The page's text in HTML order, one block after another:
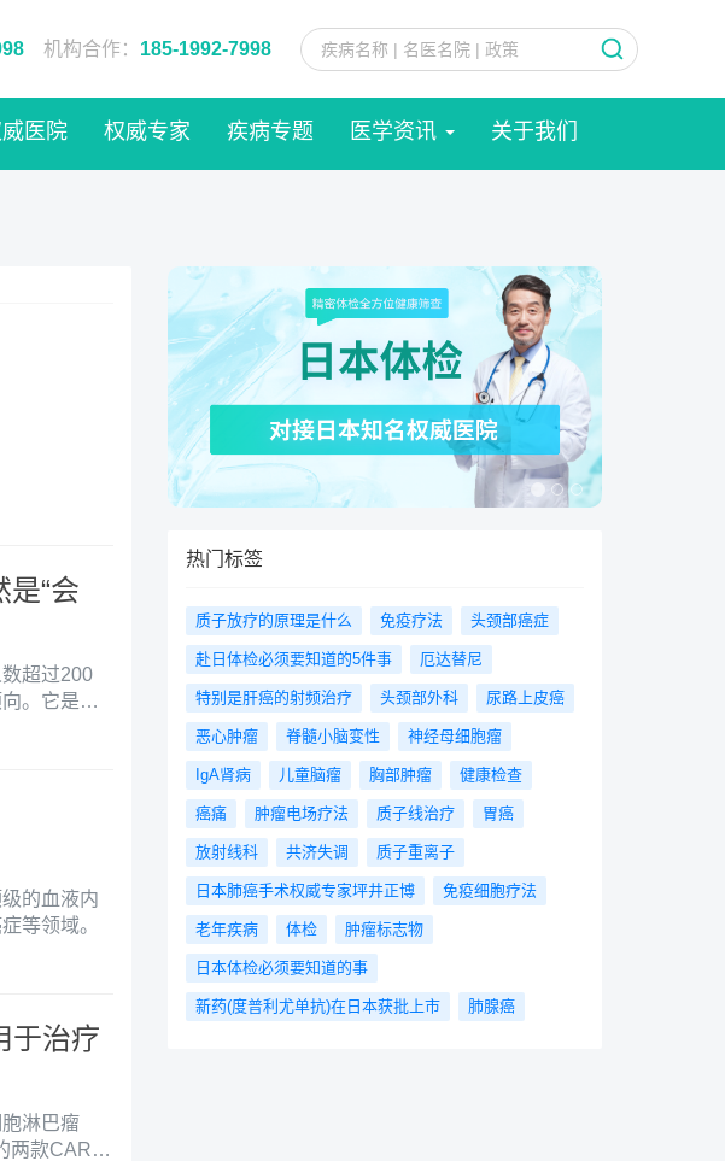
机构合作： 185-1992-7998
医院 权威专家 疾病专题 医学资讯 关于我们
“会
超过200
。它是一
，同时可以
的血液内
等领域。
于治疗
淋巴瘤
两款CAR-T
热门标签
质子放疗的原理是什么 免疫疗法 头颈部癌症
赴日体检必须要知道的5件事 厄达替尼
特别是肝癌的射频治疗 头颈部外科 尿路上皮癌
恶心肿瘤 脊髓小脑变性 神经母细胞瘤
IgA肾病 儿童脑瘤 胸部肿瘤 健康检查
癌痛 肿瘤电场疗法 质子线治疗 胃癌
放射线科 共济失调 质子重离子
日本肺癌手术权威专家坪井正博 免疫细胞疗法
老年疾病 体检 肿瘤标志物
日本体检必须要知道的事
新药(度普利尤单抗)在日本获批上市 肺腺癌